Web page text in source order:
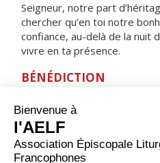
Seigneur, notre part
chercher qu’en toi notre
confiance, au-delà de la nuit
vivre en ta présence.
BÉNÉDICTION
dans le Christ Jésus, notre
HYMNE : Ô VIERGE
ALLÉLUIA !